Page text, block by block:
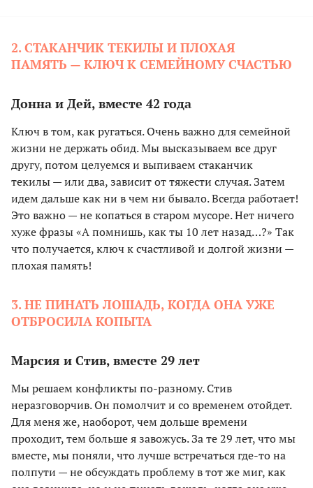
2. СТАКАНЧИК ТЕКИЛЫ И ПЛОХАЯ
ПАМЯТЬ — КЛЮЧ К СЕМЕЙНОМУ СЧАСТЬЮ
Донна и Дей, вместе 42 года
Ключ в том, как ругаться. Очень важно для семейной
жизни не держать обид. Мы высказываем все друг
другу, потом целуемся и выпиваем стаканчик
текилы — или два, зависит от тяжести случая. Затем
идем дальше как ни в чем ни бывало. Всегда работает!
Это важно — не копаться в старом мусоре. Нет ничего
хуже фразы «А помнишь, как ты 10 лет назад…?» Так
что получается, ключ к счастливой и долгой жизни —
плохая память!
3. НЕ ПИНАТЬ ЛОШАДЬ, КОГДА ОНА УЖЕ
ОТБРОСИЛА КОПЫТА
Марсия и Стив, вместе 29 лет
Мы решаем конфликты по-разному. Стив
неразговорчив. Он помолчит и со временем отойдет.
Для меня же, наоборот, чем дольше времени
проходит, тем больше я завожусь. За те 29 лет, что мы
вместе, мы поняли, что лучше встречаться где-то на
полпути — не обсуждать проблему в тот же миг, как